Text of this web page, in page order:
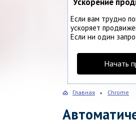
Если вам трудно
ускоряет
Если ни один
Начать
Главная Chrome